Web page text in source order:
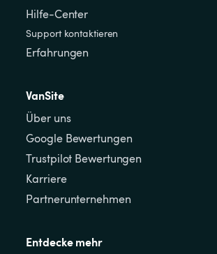
Hilfe-Center
Support kontaktieren
Erfahrungen
VanSite
Über uns
Google Bewertungen
Trustpilot Bewertungen
Karriere
Partnerunternehmen
Entdecke mehr